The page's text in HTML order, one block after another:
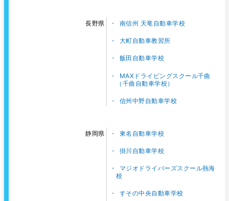
長野県 南信州 天竜自動車学校
大町自動車教習所
飯田自動車学校
MAXドライビングスクール千曲
（千曲自動車学校）
信州中野自動車学校
静岡県 東名自動車学校
掛川自動車学校
マジオドライバーズスクール熱海
校
すその中央自動車学校